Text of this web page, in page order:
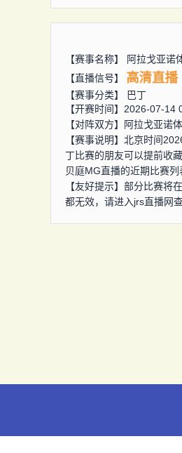
【赛事名称】
阿拉戈亚诺
【直播信号】
高清直播
【赛事分类】
巴丁
【开赛时间】2026-07-14
【对阵双方】
阿拉戈亚诺
【赛事说明】北京时间
丁比赛的朋友可以提前收
贝庭MG直播的近期比赛列
【友好提示】部分比赛将
都无效，请进入jrs直播网